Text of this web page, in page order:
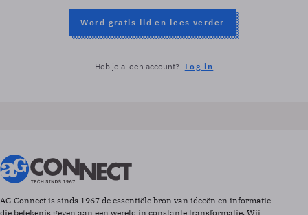
Word gratis lid en lees verder
Heb je al een account? Log in
AG Connect is sinds 1967 de essentiële bron van ideeën en informatie
die betekenis geven aan een wereld in constante transformatie. Wij